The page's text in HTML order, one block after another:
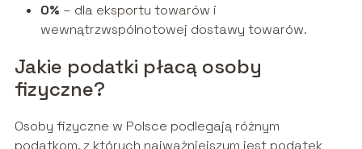
0% – dla eksportu towarów i
wewnątrzwspólnotowej dostawy towarów.
Jakie podatki płacą osoby
fizyczne?
Osoby fizyczne w Polsce podlegają różnym
podatkom, z których najważniejszym jest podatek